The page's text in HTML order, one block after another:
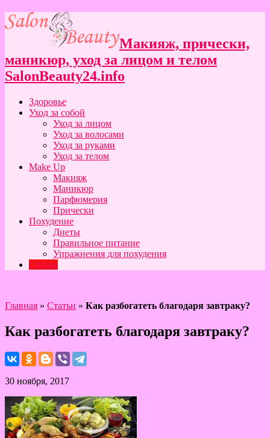
Макияж, прически,
маникюр, уход за лицом и телом
SalonBeauty24.info
Здоровье
Уход за собой
Уход за лицом
Уход за волосами
Уход за руками
Уход за телом
Make Up
Макияж
Маникюр
Парфюмерия
Прически
Похудение
Диеты
Правильное питание
Упражнения для похудения
Статьи
Главная » Статьи » Как разбогатеть благодаря завтраку?
Как разбогатеть благодаря завтраку?
30 ноября, 2017